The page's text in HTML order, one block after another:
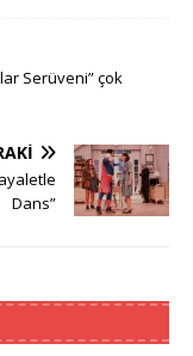
Serüveni” çok
Dans”